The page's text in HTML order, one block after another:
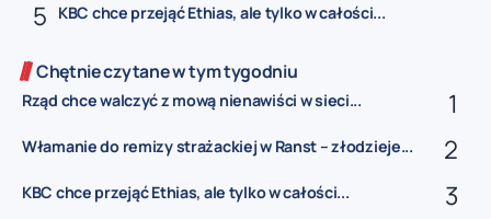
KBC chce przejąć Ethias, ale tylko w całości...
Chętnie czytane w tym tygodniu
Rząd chce walczyć z mową nienawiści w sieci...
Włamanie do remizy strażackiej w Ranst – złodzieje...
KBC chce przejąć Ethias, ale tylko w całości...